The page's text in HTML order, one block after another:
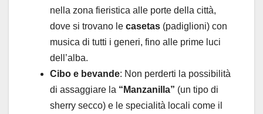
nella zona fieristica alle porte della città,
dove si trovano le casetas (padiglioni) con
musica di tutti i generi, fino alle prime luci
dell’alba.
Cibo e bevande: Non perderti la possibilità
di assaggiare la “Manzanilla” (un tipo di
sherry secco) e le specialità locali come il